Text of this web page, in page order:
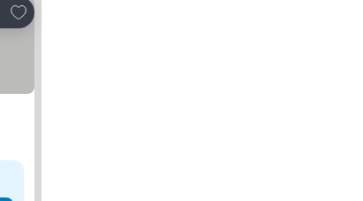
Ajouter à mes favoris